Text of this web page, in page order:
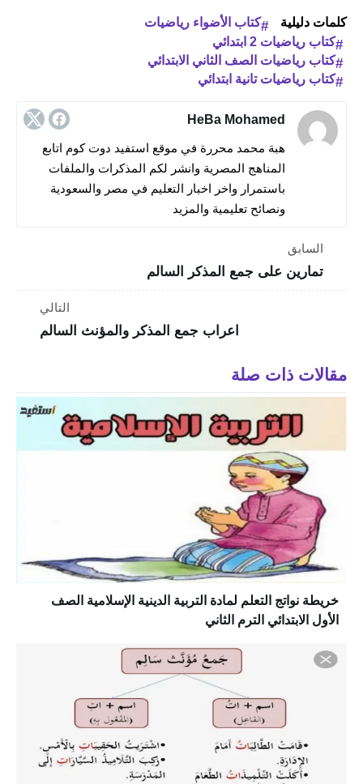
كلمات دليلية
كتاب الأضواء رياضيات
كتاب رياضيات 2 ابتدائي
كتاب رياضيات الصف الثاني الابتدائي
كتاب رياضيات تانية ابتدائي
HeBa Mohamed
هبة محمد محررة في موقع استفيد دوت كوم اتابع
المناهج المصرية وانشر لكم المذكرات والملفات
باستمرار واخر اخبار التعليم في مصر والسعودية
ونصائح تعليمية والمزيد
السابق
تمارين على جمع المذكر السالم
التالي
اعراب جمع المذكر والمؤنث السالم
مقالات ذات صلة
خريطة نواتج التعلم لمادة التربية الدينية الإسلامية الصف
الأول الابتدائي الترم الثاني